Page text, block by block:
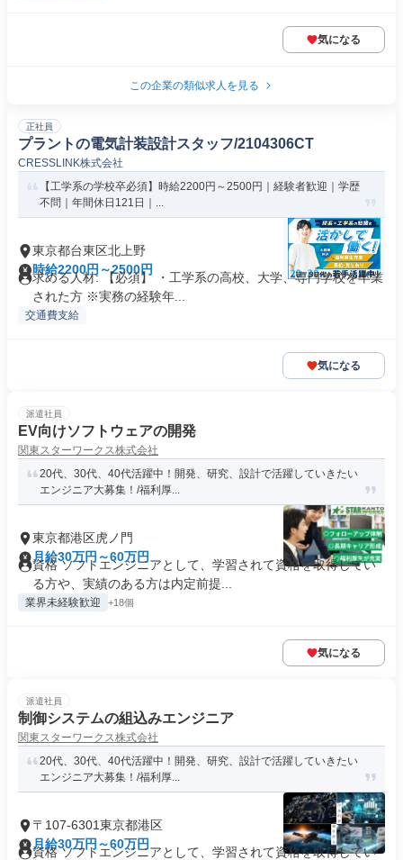
気になる
この企業の類似求人を見る
正社員
プラントの電気計装設計スタッフ/2104306CT
CRESSLINK株式会社
【工学系の学校卒必須】時給2200円～2500円｜経験者歓迎｜学歴
不問｜年間休日121日｜...
東京都台東区北上野
時給2200円～2500円
求める人材: 【必須】 ・工学系の高校、大学、専門学校を卒業
された方 ※実務の経験年...
交通費支給
気になる
派遣社員
EV向けソフトウェアの開発
関東スターワークス株式会社
20代、30代、40代活躍中！開発、研究、設計で活躍していきたい
エンジニア大募集！/福利厚...
東京都港区虎ノ門
月給30万円～60万円
資格 ソフトエンジニアとして、学習されて資格を取得してい
る方や、実績のある方は内定前提...
業界未経験歓迎 +18個
気になる
派遣社員
制御システムの組込みエンジニア
関東スターワークス株式会社
20代、30代、40代活躍中！開発、研究、設計で活躍していきたい
エンジニア大募集！/福利厚...
〒107-6301東京都港区
月給30万円～60万円
資格 ソフトエンジニアとして、学習されて資格を取得してい